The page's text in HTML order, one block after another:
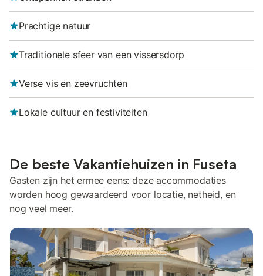
Prachtige natuur
Traditionele sfeer van een vissersdorp
Verse vis en zeevruchten
Lokale cultuur en festiviteiten
De beste Vakantiehuizen in Fuseta
Gasten zijn het ermee eens: deze accommodaties
worden hoog gewaardeerd voor locatie, netheid, en
nog veel meer.